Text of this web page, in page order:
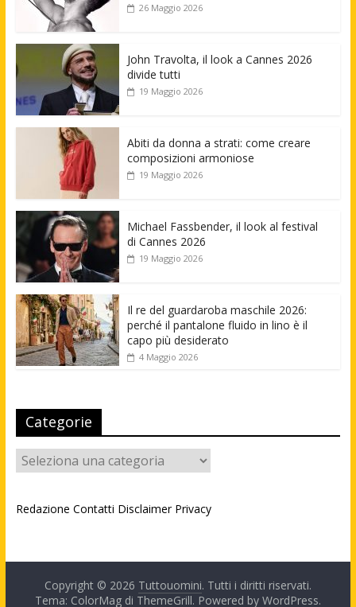
26 Maggio 2026
John Travolta, il look a Cannes 2026
divide tutti
19 Maggio 2026
Abiti da donna a strati: come creare
composizioni armoniose
19 Maggio 2026
Michael Fassbender, il look al festival
di Cannes 2026
19 Maggio 2026
Il re del guardaroba maschile 2026:
perché il pantalone fluido in lino è il
capo più desiderato
4 Maggio 2026
Categorie
Categorie
Redazione Contatti Disclaimer Privacy
Copyright © 2026 Tuttouomini. Tutti i diritti riservati.
Tema: ColorMag di ThemeGrill. Powered by WordPress.